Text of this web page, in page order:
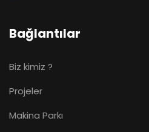
Bağlantılar
Biz kimiz ?
Projeler
Makina Parkı